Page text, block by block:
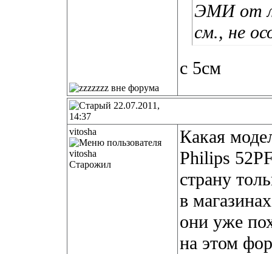
ЭМИ от
см., не
с 5см
22.07.2011,
14:37
vitosha
Старожил
Какая
Philips
страну
в
они уже
на этом